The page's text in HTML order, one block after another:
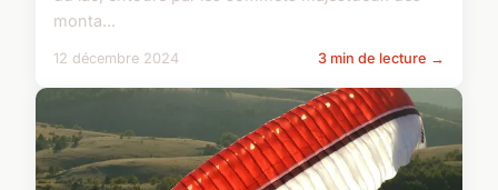
monta...
12 décembre 2024 3 min de lecture →